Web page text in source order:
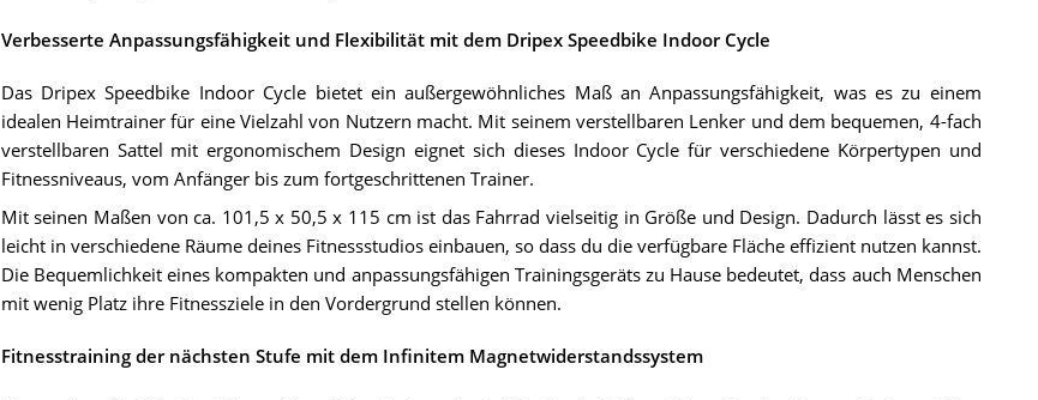
Verbesserte Anpassungsfähigkeit und Flexibilität mit dem Dripex Speedbike Indoor Cycle
Das Dripex Speedbike Indoor Cycle bietet ein außergewöhnliches Maß an Anpassungsfähigkeit, was es zu einem
idealen Heimtrainer für eine Vielzahl von Nutzern macht. Mit seinem verstellbaren Lenker und dem bequemen, 4-fach
verstellbaren Sattel mit ergonomischem Design eignet sich dieses Indoor Cycle für verschiedene Körpertypen und
Fitnessniveaus, vom Anfänger bis zum fortgeschrittenen Trainer.
Mit seinen Maßen von ca. 101,5 x 50,5 x 115 cm ist das Fahrrad vielseitig in Größe und Design. Dadurch lässt es sich
leicht in verschiedene Räume deines Fitnessstudios einbauen, so dass du die verfügbare Fläche effizient nutzen kannst.
Die Bequemlichkeit eines kompakten und anpassungsfähigen Trainingsgeräts zu Hause bedeutet, dass auch Menschen
mit wenig Platz ihre Fitnessziele in den Vordergrund stellen können.
Fitnesstraining der nächsten Stufe mit dem Infinitem Magnetwiderstandssystem